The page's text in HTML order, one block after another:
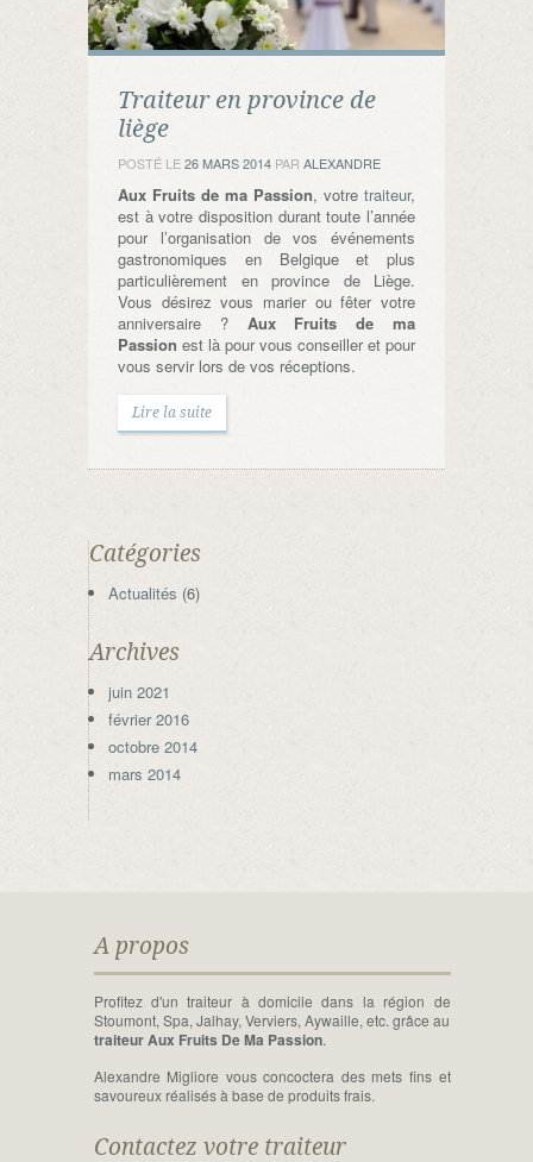
Traiteur en province de
liège
POSTÉ LE26 MARS 2014 PAR ALEXANDRE
Aux Fruits de ma Passion, votre traiteur,
est à votre disposition durant toute l’année
pour l’organisation de vos événements
gastronomiques en Belgique et plus
particulièrement en province de Liège.
Vous désirez vous marier ou fêter votre
anniversaire ? Aux Fruits de ma
Passion est là pour vous conseiller et pour
vous servir lors de vos réceptions.
Lire la suite
Catégories
Actualités (6)
Archives
juin 2021
février 2016
octobre 2014
mars 2014
A propos
Profitez d'un traiteur à domicile dans la région de
Stoumont, Spa, Jalhay, Verviers, Aywaille, etc. grâce au
traiteur Aux Fruits De Ma Passion.
Alexandre Migliore vous concoctera des mets fins et
savoureux réalisés à base de produits frais.
Contactez votre traiteur